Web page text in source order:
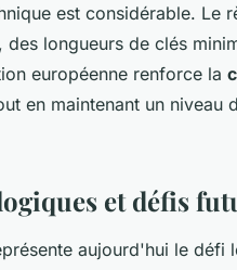
est considérable. Le
longueurs de clés
européenne renforce la
en maintenant un niveau
et défis
aujourd'hui le défi